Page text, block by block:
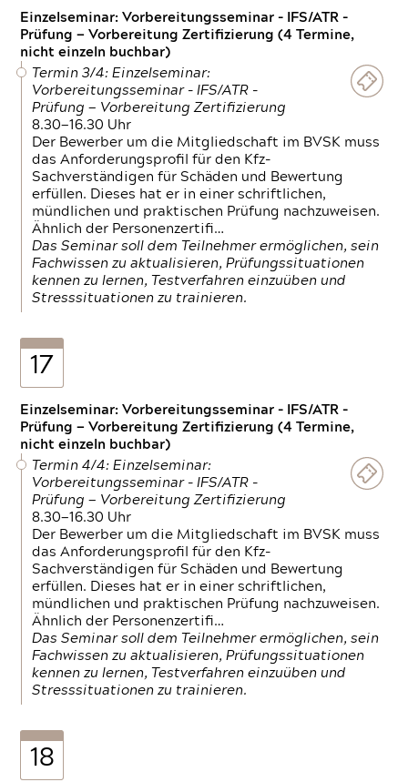
Einzelseminar: Vorbereitungsseminar - IFS/ATR -
Prüfung — Vorbereitung Zertifizierung (4 Termine,
nicht einzeln buchbar)
Termin 3/4: Einzelseminar:
Vorbereitungsseminar - IFS/ATR -
Prüfung — Vorbereitung Zertifizierung
8.30—16.30 Uhr
Der Bewerber um die Mitgliedschaft im BVSK muss
das Anforderungsprofil für den Kfz-
Sachverständigen für Schäden und Bewertung
erfüllen. Dieses hat er in einer schriftlichen,
mündlichen und praktischen Prüfung nachzuweisen.
Ähnlich der Personenzertifi…
Das Seminar soll dem Teilnehmer ermöglichen, sein
Fachwissen zu aktualisieren, Prüfungssituationen
kennen zu lernen, Testverfahren einzuüben und
Stresssituationen zu trainieren.
17
Einzelseminar: Vorbereitungsseminar - IFS/ATR -
Prüfung — Vorbereitung Zertifizierung (4 Termine,
nicht einzeln buchbar)
Termin 4/4: Einzelseminar:
Vorbereitungsseminar - IFS/ATR -
Prüfung — Vorbereitung Zertifizierung
8.30—16.30 Uhr
Der Bewerber um die Mitgliedschaft im BVSK muss
das Anforderungsprofil für den Kfz-
Sachverständigen für Schäden und Bewertung
erfüllen. Dieses hat er in einer schriftlichen,
mündlichen und praktischen Prüfung nachzuweisen.
Ähnlich der Personenzertifi…
Das Seminar soll dem Teilnehmer ermöglichen, sein
Fachwissen zu aktualisieren, Prüfungssituationen
kennen zu lernen, Testverfahren einzuüben und
Stresssituationen zu trainieren.
18